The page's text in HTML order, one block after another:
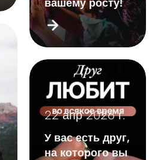
вашему росту!
22 апр 2026 г.
У вас есть друг,
на которого вы